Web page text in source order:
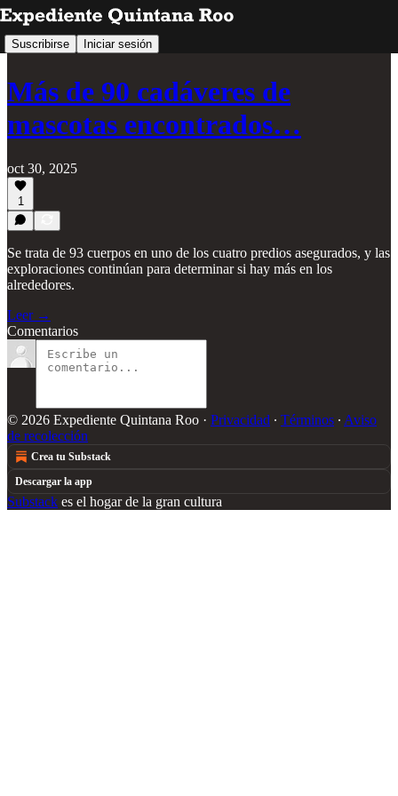
Suscribirse Iniciar sesión
Más de 90 cadáveres de
mascotas encontrados…
oct 30, 2025
1
Se trata de 93 cuerpos en uno de los cuatro predios asegurados, y las
exploraciones continúan para determinar si hay más en los
alrededores.
Leer →
Comentarios
© 2026 Expediente Quintana Roo · Privacidad ∙ Términos ∙ Aviso
de recolección
Crea tu Substack
Descargar la app
Substack es el hogar de la gran cultura